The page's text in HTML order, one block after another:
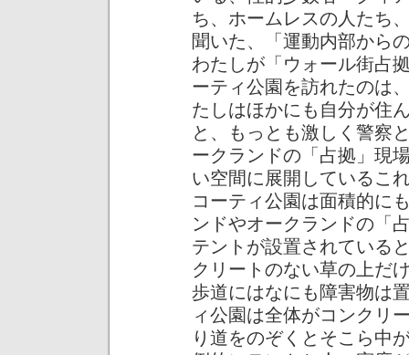
ち、ホームレスの人たち
聞いた、「運動内部から
わたしが「ウォール街占
ーティ公園を訪れたのは
たしはほかにも自分が住
と、もっとも激しく警察
ークランドの「占拠」現
い空間に展開しているこ
コーティ公園は面積的に
ンドやオークランドの「
テントが設置されている
クリートのない草の上だ
歩道にはなにも障害物は
ィ公園は全体がコンクリ
り道をのぞくとそこら中